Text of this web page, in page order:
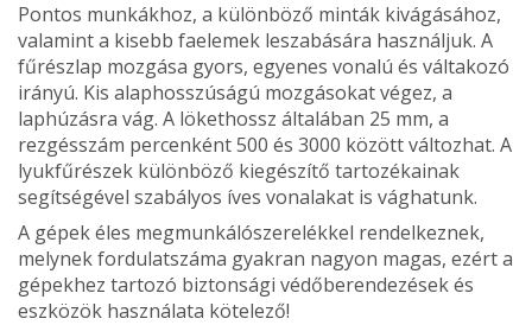
Pontos munkák­hoz, a különböző minták kivágásához,
vala­mint a kisebb faelemek leszabására hasz­náljuk. A
fűrészlap mozgása gyors, egyenes vonalú és váltakozó
irányú. Kis alaphosszú­ságú mozgásokat végez, a
laphúzásra vág. A lökethossz általában 25 mm, a
rezgésszám percenként 500 és 3000 között változhat. A
lyukfűrészek különböző kiegészítő tartozé­kainak
segítségével szabályos íves vonalakat is vághatunk.
A gépek éles megmunkálószerelékkel ren­delkeznek,
melynek fordulatszáma gyakran nagyon magas, ezért a
gépekhez tartozó biz­tonsági védőberendezések és
eszközök hasz­nálata kötelező!